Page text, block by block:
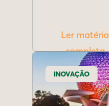
Ler matéria
completa
INOVAÇÃO